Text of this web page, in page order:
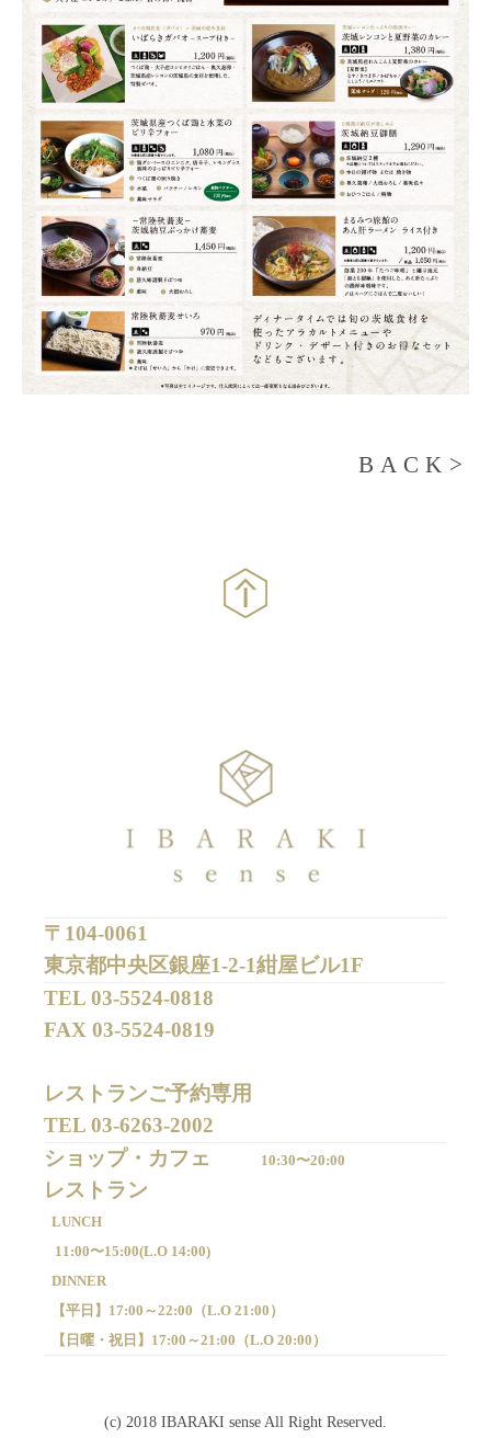
BACK>
〒104-0061
東京都中央区銀座1-2-1紺屋ビル1F
TEL 03-5524-0818
FAX 03-5524-0819
レストランご予約専用
TEL 03-6263-2002
ショップ・カフェ
10:30〜20:00
LUNCH
11:00〜15:00(L.O 14:00)
DINNER
【平日】 17:00～22:00（L.O 21:00）
【日曜・祝日】 17:00～21:00（L.O 20:00）
(c) 2018 IBARAKI sense All Right Reserved.